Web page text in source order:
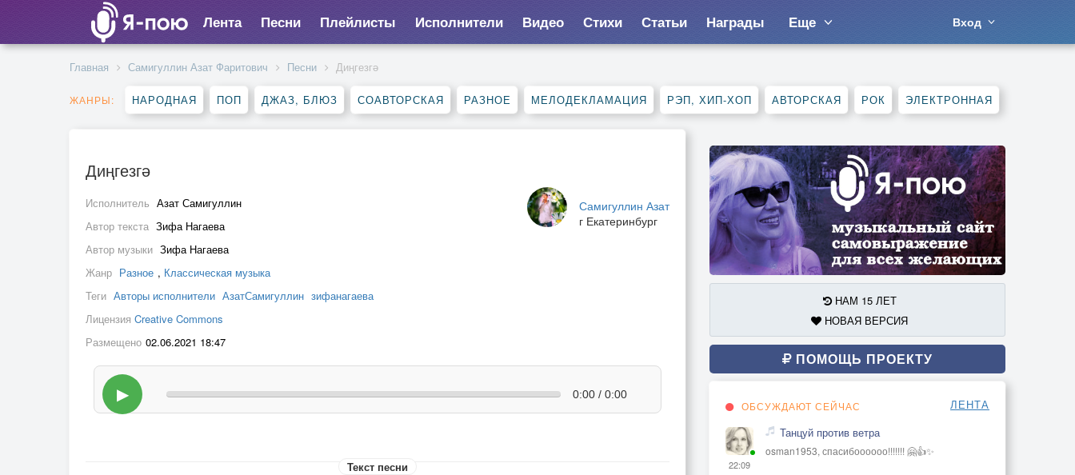
Лента Песни Плейлисты Исполнители Видео Стихи Статьи Награды Еще Вход
Главная Самигуллин Азат Фаритович Песни Диңгезгә
ЖАНРЫ: НАРОДНАЯ ПОП ДЖАЗ, БЛЮЗ СОАВТОРСКАЯ РАЗНОЕ МЕЛОДЕКЛАМАЦИЯ РЭП, ХИП-ХОП АВТОРСКАЯ РОК ЭЛЕКТРОННАЯ
Диңгезгә
Самигуллин Азат
г Екатеринбург
Исполнитель Азат Самигуллин
Автор текста Зифа Нагаева
Автор музыки Зифа Нагаева
Жанр Разное , Классическая музыка
Теги Авторы исполнители АзатСамигуллин зифанагаева
Лицензия Creative Commons
Размещено 02.06.2021 18:47
▶ 0:00 / 0:00
Текст песни
НАМ 15 ЛЕТ
НОВАЯ ВЕРСИЯ
ПОМОЩЬ ПРОЕКТУ
ОБСУЖДАЮТ СЕЙЧАС ЛЕНТА
22:09
Танцуй против ветра
osman1953, спасибоооооо!!!!!!! 🤗👍✨